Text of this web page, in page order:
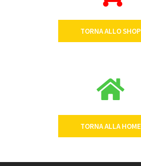
TORNA ALLO SHOP
TORNA ALLA HOME